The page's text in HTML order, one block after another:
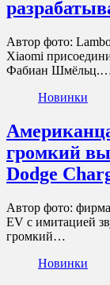
Автор фото:
Xiaomi
Фабиан
Новинки
громкий
Dodge
Автор фото:
EV с имитацией
громкий…
Новинки